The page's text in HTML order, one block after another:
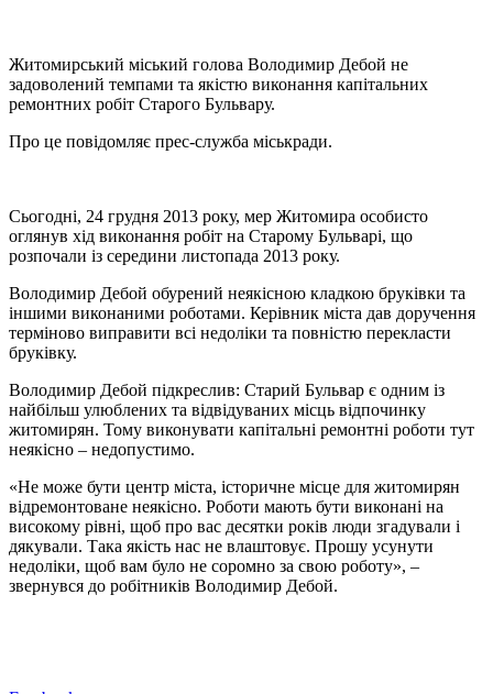
Житомирський міський голова Володимир Дебой не
задоволений темпами та якістю виконання капітальних
ремонтних робіт Старого Бульвару.
Про це повідомляє прес-служба міськради.
Сьогодні, 24 грудня 2013 року, мер Житомира особисто
оглянув хід виконання робіт на Старому Бульварі, що
розпочали із середини листопада 2013 року.
Володимир Дебой обурений неякісною кладкою бруківки та
іншими виконаними роботами. Керівник міста дав доручення
терміново виправити всі недоліки та повністю перекласти
бруківку.
Володимир Дебой підкреслив: Старий Бульвар є одним із
найбільш улюблених та відвідуваних місць відпочинку
житомирян. Тому виконувати капітальні ремонтні роботи тут
неякісно – недопустимо.
«Не може бути центр міста, історичне місце для житомирян
відремонтоване неякісно. Роботи мають бути виконані на
високому рівні, щоб про вас десятки років люди згадували і
дякували. Така якість нас не влаштовує. Прошу усунути
недоліки, щоб вам було не соромно за свою роботу», –
звернувся до робітників Володимир Дебой.